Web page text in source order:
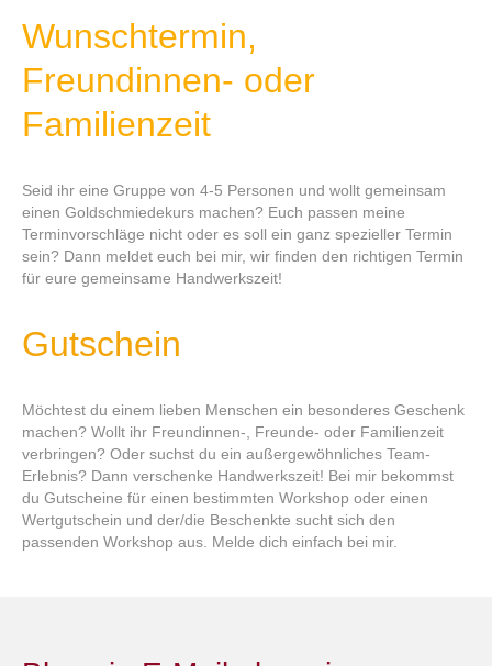
Wunschtermin,
Freundinnen- oder
Familienzeit
Seid ihr eine Gruppe von 4-5 Personen und wollt gemeinsam
einen Goldschmiedekurs machen? Euch passen meine
Terminvorschläge nicht oder es soll ein ganz spezieller Termin
sein? Dann meldet euch bei mir, wir finden den richtigen Termin
für eure gemeinsame Handwerkszeit!
Gutschein
Möchtest du einem lieben Menschen ein besonderes Geschenk
machen? Wollt ihr Freundinnen-, Freunde- oder Familienzeit
verbringen? Oder suchst du ein außergewöhnliches Team-
Erlebnis? Dann verschenke Handwerkszeit! Bei mir bekommst
du Gutscheine für einen bestimmten Workshop oder einen
Wertgutschein und der/die Beschenkte sucht sich den
passenden Workshop aus. Melde dich einfach bei mir.